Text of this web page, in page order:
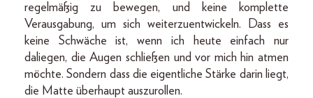
regelmäßig zu bewegen, und keine komplette
Verausgabung, um sich weiterzuentwickeln. Dass es
keine Schwäche ist, wenn ich heute einfach nur
daliegen, die Augen schließen und vor mich hin atmen
möchte. Sondern dass die eigentliche Stärke darin liegt,
die Matte überhaupt auszurollen.